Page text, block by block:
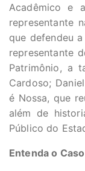
Acadêmico e
representante
que defendeu
representante
Patrimônio, a
Cardoso;
é Nossa, que
além de
Público do
Entenda o Caso